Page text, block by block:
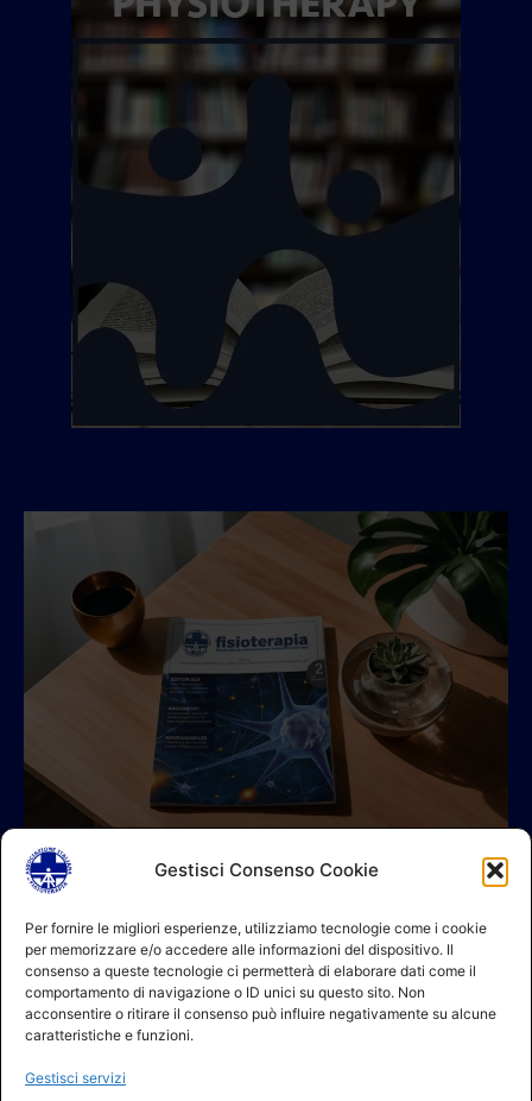
Gestisci Consenso Cookie
Per fornire le migliori esperienze, utilizziamo tecnologie come i cookie
per memorizzare e/o accedere alle informazioni del dispositivo. Il
consenso a queste tecnologie ci permetterà di elaborare dati come il
comportamento di navigazione o ID unici su questo sito. Non
acconsentire o ritirare il consenso può influire negativamente su alcune
caratteristiche e funzioni.
Gestisci servizi
Contatti
GDPR Informativa (sito)
GDPR Informativa (soci)
GDPR Informativa (moduli)